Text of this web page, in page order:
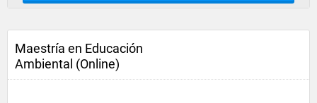
Maestría en Educación
Ambiental (Online)